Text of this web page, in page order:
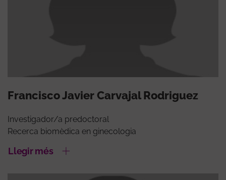
Francisco Javier Carvajal Rodriguez
Investigador/a predoctoral
Recerca biomèdica en ginecologia
Llegir més